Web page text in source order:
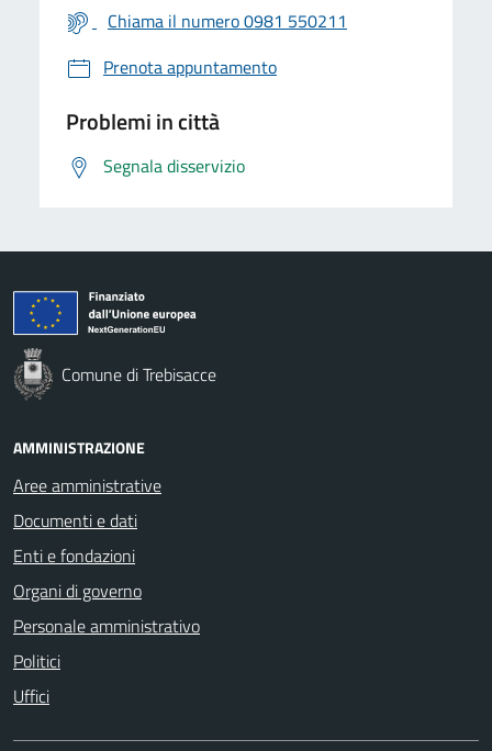
Chiama il numero 0981 550211
Prenota appuntamento
Problemi in città
Segnala disservizio
Comune di Trebisacce
AMMINISTRAZIONE
Aree amministrative
Documenti e dati
Enti e fondazioni
Organi di governo
Personale amministrativo
Politici
Uffici